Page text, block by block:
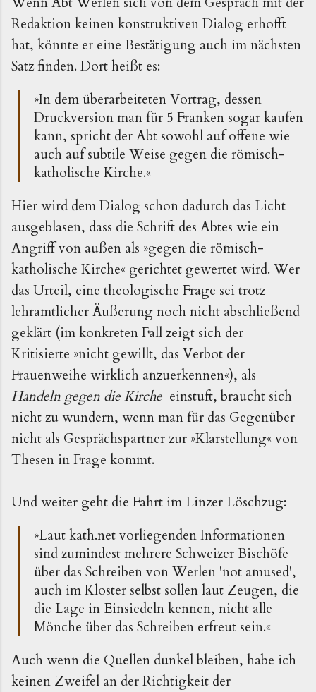
Redaktion keinen konstruktiven Dialog erhofft
hat, könnte er eine Bestätigung auch im nächsten
Satz finden. Dort heißt es:
»In dem überarbeiteten Vortrag, dessen
Druckversion man für 5 Franken sogar kaufen
kann, spricht der Abt sowohl auf offene wie
auch auf subtile Weise gegen die römisch-
katholische Kirche.«
Hier wird dem Dialog schon dadurch das Licht
ausgeblasen, dass die Schrift des Abtes wie ein
Angriff von außen als »gegen die römisch-
katholische Kirche« gerichtet gewertet wird. Wer
das Urteil, eine theologische Frage sei trotz
lehramtlicher Äußerung noch nicht abschließend
geklärt (im konkreten Fall zeigt sich der
Kritisierte »nicht gewillt, das Verbot der
Frauenweihe wirklich anzuerkennen«), als
Handeln gegen die Kirche einstuft, braucht sich
nicht zu wundern, wenn man für das Gegenüber
nicht als Gesprächspartner zur »Klarstellung« von
Thesen in Frage kommt.
Und weiter geht die Fahrt im Linzer Löschzug:
»Laut kath.net vorliegenden Informationen
sind zumindest mehrere Schweizer Bischöfe
über das Schreiben von Werlen 'not amused',
auch im Kloster selbst sollen laut Zeugen, die
die Lage in Einsiedeln kennen, nicht alle
Mönche über das Schreiben erfreut sein.«
Auch wenn die Quellen dunkel bleiben, habe ich
keinen Zweifel an der Richtigkeit der